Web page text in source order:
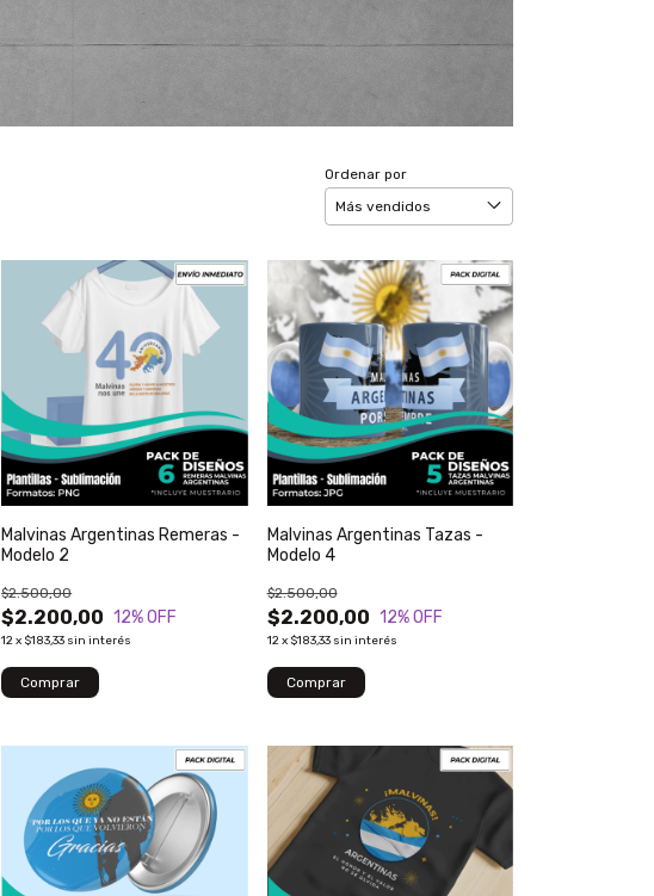
Ordenar por
Malvinas Argentinas Remeras -
Modelo 2
$2.200,00
$2.500,00
12% OFF
12x $183,33 sin interés
Malvinas Argentinas Tazas -
Modelo 4
$2.200,00
$2.500,00
12% OFF
12 x $183,33 sin interés